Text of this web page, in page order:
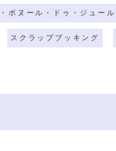
ボヌール・ドゥ・ジュール
スクラップブッキング